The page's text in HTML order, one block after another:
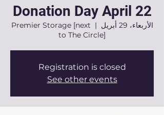
Donation Day April 22
الأربعاء، 29 أبريل
  |
Premier Storage [next
to The Circle]
Registration is closed
See other events